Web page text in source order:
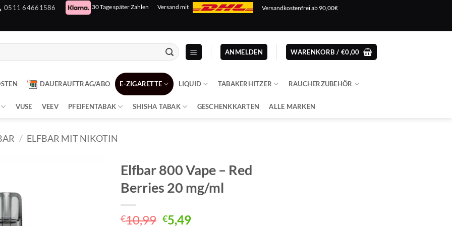
0511 64661586 30 Tage später Zahlen Versand mit Versandkostenfrei ab 90,00€
ANMELDEN WARENKORB / €0,00
DAUERAUFTRAG/ABO E-ZIGARETTE LIQUID TABAKERHITZER RAUCHERZUBEHÖR
VUSE VEEV PFEIFENTABAK SHISHA TABAK GESCHENKKARTEN ALLE MARKEN
/ ELFBAR MIT NIKOTIN
Elfbar 800 Vape – Red
Berries 20 mg/ml
€10,99 Ursprünglicher
€5,49Aktueller